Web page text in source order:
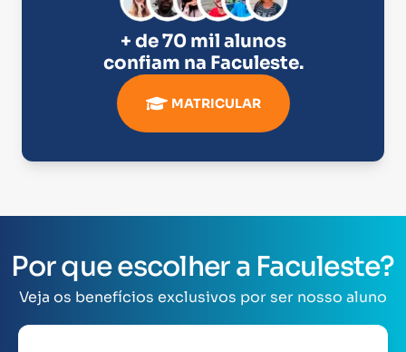
+ de 70 mil alunos
confiam na Faculeste.
MATRICULAR
Por que escolher a Faculeste?
Veja os benefícios exclusivos por ser nosso aluno